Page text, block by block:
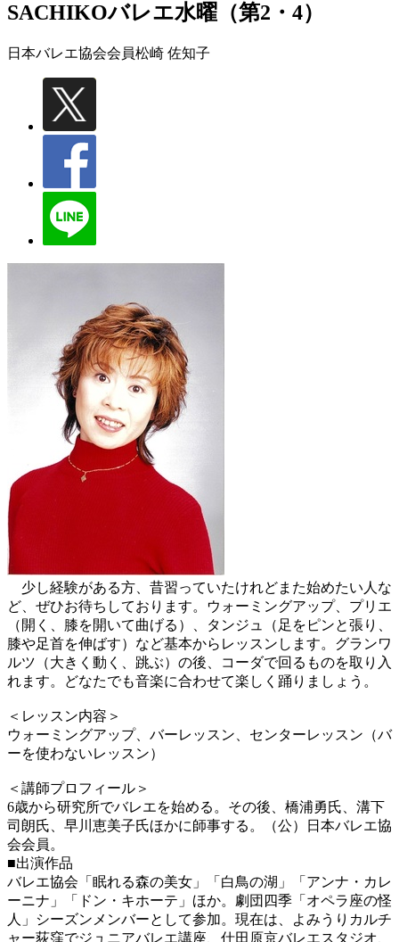
SACHIKOバレエ水曜（第2・4）
日本バレエ協会会員松崎 佐知子
少し経験がある方、昔習っていたけれどまた始めたい人な
ど、ぜひお待ちしております。ウォーミングアップ、プリエ
（開く、膝を開いて曲げる）、タンジュ（足をピンと張り、
膝や足首を伸ばす）など基本からレッスンします。グランワ
ルツ（大きく動く、跳ぶ）の後、コーダで回るものを取り入
れます。どなたでも音楽に合わせて楽しく踊りましょう。
＜レッスン内容＞
ウォーミングアップ、バーレッスン、センターレッスン（バ
ーを使わないレッスン）
＜講師プロフィール＞
6歳から研究所でバレエを始める。その後、橋浦勇氏、溝下
司朗氏、早川恵美子氏ほかに師事する。（公）日本バレエ協
会会員。
■出演作品
バレエ協会「眠れる森の美女」「白鳥の湖」「アンナ・カレ
ーニナ」「ドン・キホーテ」ほか。劇団四季「オペラ座の怪
人」シーズンメンバーとして参加。現在は、よみうりカルチ
ャー荻窪でジュニアバレエ講座、仕田原京バレエスタジオ、